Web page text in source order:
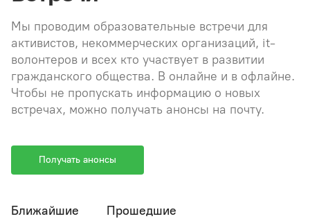
Мы проводим образовательные встречи для
активистов, некоммерческих организаций, it-
волонтеров и всех кто участвует в развитии
гражданского общества. В онлайне и в офлайне.
Чтобы не пропускать информацию о новых
встречах, можно получать анонсы на почту.
Получать анонсы
Ближайшие Прошедшие